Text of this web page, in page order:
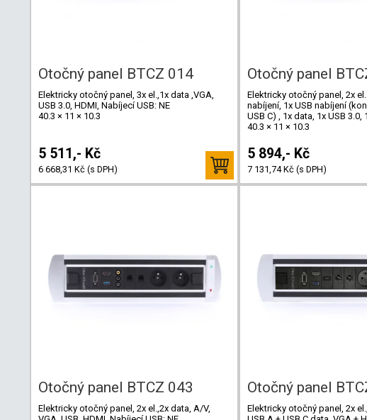
Otočný panel BTCZ 014
Elektricky otočný panel, 3x el.,1x data ,VGA,
USB 3.0, HDMI, Nabíjecí USB: NE
40.3 × 11 × 10.3
5 511,- Kč
6 668,31 Kč (s DPH)
Otočný panel
Elektricky otočný panel, 2x
nabíjení, 1x USB nabíjení
USB C) , 1x data, 1x USB 3.0,
40.3 × 11 × 10.3
5 894,- Kč
7 131,74 Kč (s DPH)
Otočný panel BTCZ 043
Elektricky otočný panel, 2x el.,2x data, A/V,
Otočný panel
Elektricky otočný panel, 2x